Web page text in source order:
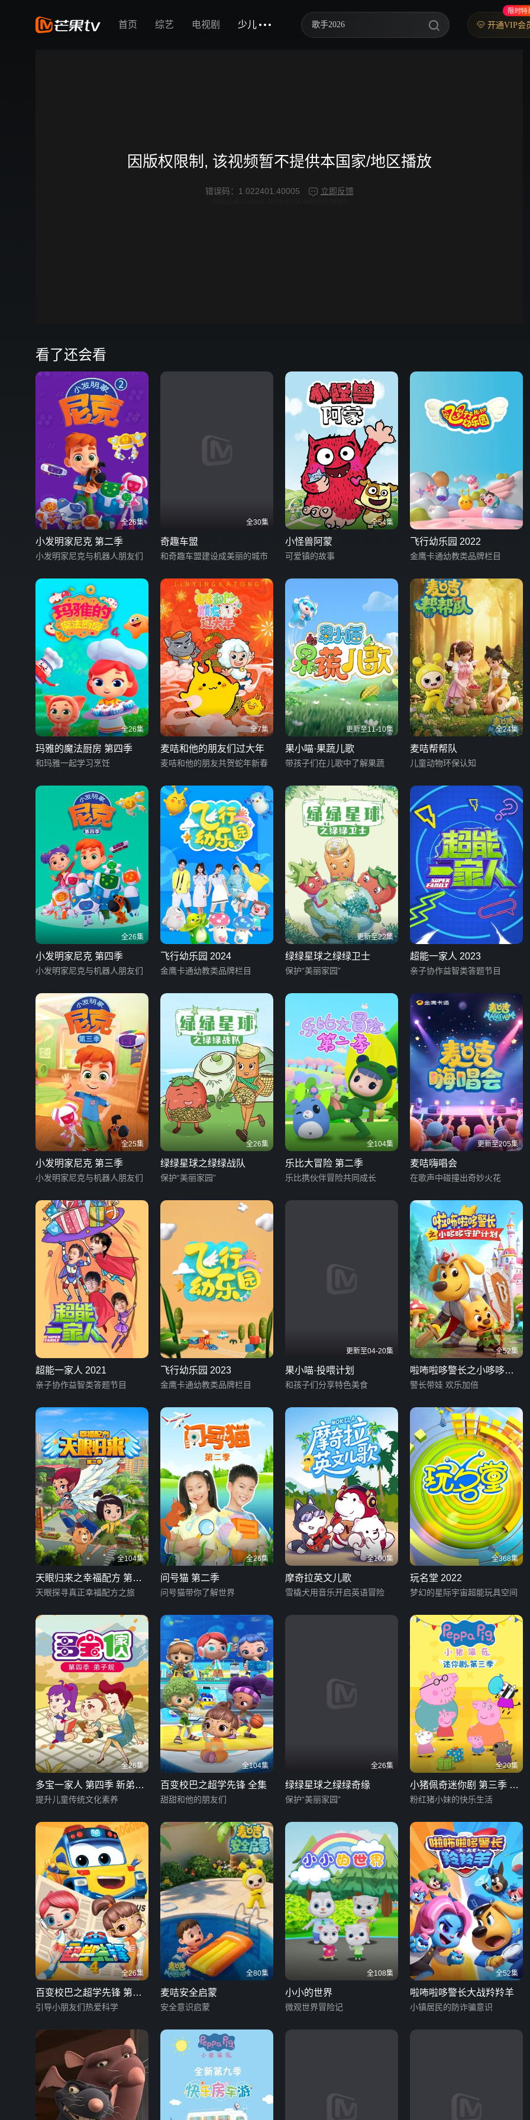
首页 综艺 电视剧 少儿 歌手2026
妻子的浪漫旅行2026
开通VIP会
限时特
因版权限制, 该视频暂不提供本国家/地区播放
错误码： 1.022401.40005 立即反馈
看了还会看
全26集
小发明家尼克 第二季
小发明家尼克与机器人朋友们
全30集
奇趣车盟
和奇趣车盟建设成美丽的城市
全54集
小怪兽阿蒙
可爱镇的故事
飞行幼乐园 2022
金鹰卡通幼教类品牌栏目
全26集
玛雅的魔法厨房 第四季
和玛雅一起学习烹饪
全7集
麦咭和他的朋友们过大年
麦咭和他的朋友共贺蛇年新春
更新至11-10集
果小喵·果蔬儿歌
带孩子们在儿歌中了解果蔬
全24集
麦咭帮帮队
儿童动物环保认知
全26集
小发明家尼克 第四季
小发明家尼克与机器人朋友们
飞行幼乐园 2024
金鹰卡通幼教类品牌栏目
更新至22集
绿绿星球之绿绿卫士
保护“美丽家园”
超能一家人 2023
亲子协作益智类答题节目
全25集
小发明家尼克 第三季
小发明家尼克与机器人朋友们
全26集
绿绿星球之绿绿战队
保护“美丽家园”
全104集
乐比大冒险 第二季
乐比携伙伴冒险共同成长
更新至205集
麦咭嗨唱会
在歌声中碰撞出奇妙火花
超能一家人 2021
亲子协作益智类答题节目
飞行幼乐园 2023
金鹰卡通幼教类品牌栏目
更新至04-20集
果小喵·投喂计划
和孩子们分享特色美食
全52集
啦咘啦哆警长之小哆哆守
护计划
警长带娃 欢乐加倍
全104集
天眼归来之幸福配方 第二
季
天眼探寻真正幸福配方之旅
全26集
问号猫 第二季
问号猫带你了解世界
全100集
摩奇拉英文儿歌
雪橇犬用音乐开启英语冒险
全368集
玩名堂 2022
梦幻的星际宇宙超能玩具空间
全26集
多宝一家人 第四季 新弟子
规
提升儿童传统文化素养
全104集
百变校巴之超学先锋 全集
甜甜和他的朋友们
全26集
绿绿星球之绿绿奇缘
保护“美丽家园”
全20集
小猪佩奇迷你剧 第三季 英
文版
粉红猪小妹的快乐生活
全26集
百变校巴之超学先锋 第四
季
引导小朋友们热爱科学
全80集
麦咭安全启蒙
安全意识启蒙
全108集
小小的世界
微观世界冒险记
全52集
啦咘啦哆警长大战羚羚羊
小镇居民的防诈骗意识